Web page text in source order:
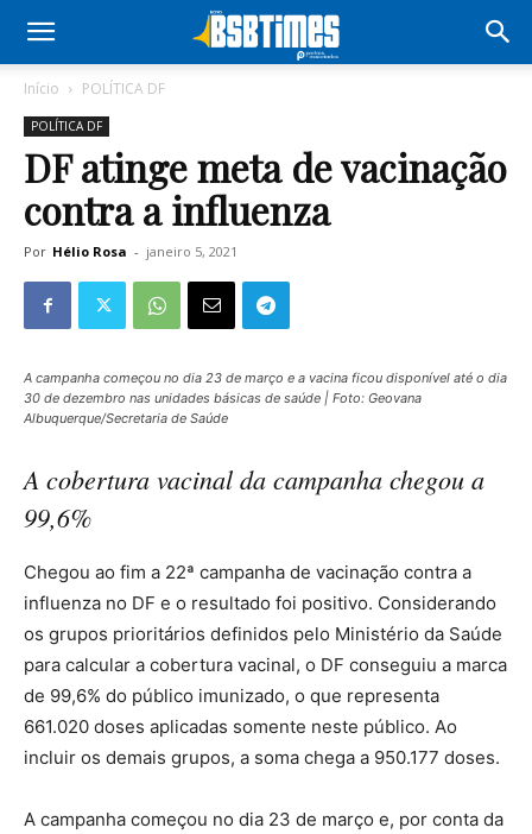
Início POLÍTICA DF
POLÍTICA DF
DF atinge meta de vacinação
contra a influenza
Por Hélio Rosa - janeiro 5, 2021
A campanha começou no dia 23 de março e a vacina ficou disponível até o dia
30 de dezembro nas unidades básicas de saúde | Foto: Geovana
Albuquerque/Secretaria de Saúde
A cobertura vacinal da campanha chegou a
99,6%
Chegou ao fim a 22ª campanha de vacinação contra a
influenza no DF e o resultado foi positivo. Considerando
os grupos prioritários definidos pelo Ministério da Saúde
para calcular a cobertura vacinal, o DF conseguiu a marca
de 99,6% do público imunizado, o que representa
661.020 doses aplicadas somente neste público. Ao
incluir os demais grupos, a soma chega a 950.177 doses.
A campanha começou no dia 23 de março e, por conta da